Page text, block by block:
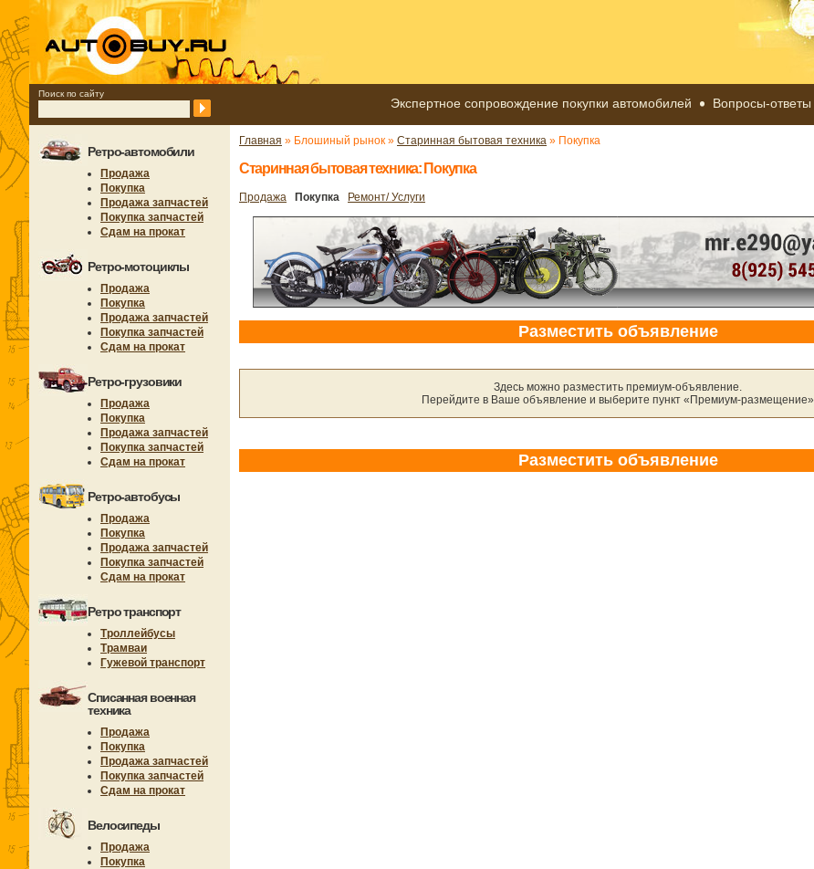
Поиск по сайту
Экспертное сопровождение покупки автомобилей Вопросы-ответы
Ретро-автомобили
Продажа
Покупка
Продажа запчастей
Покупка запчастей
Сдам на прокат
Ретро-мотоциклы
Продажа
Покупка
Продажа запчастей
Покупка запчастей
Сдам на прокат
Ретро-грузовики
Продажа
Покупка
Продажа запчастей
Покупка запчастей
Сдам на прокат
Ретро-автобусы
Продажа
Покупка
Продажа запчастей
Покупка запчастей
Сдам на прокат
Ретро транспорт
Троллейбусы
Трамваи
Гужевой транспорт
Списанная военная
техника
Продажа
Покупка
Продажа запчастей
Покупка запчастей
Сдам на прокат
Велосипеды
Продажа
Покупка
Главная » Блошиный рынок » Старинная бытовая техника » Покупка
Старинная бытовая техника: Покупка
Продажа Покупка Ремонт/ Услуги
Разместить объявление
Здесь можно разместить премиум-объявление.
Перейдите в Ваше объявление и выберите пункт «Премиум-размещение»
Разместить объявление